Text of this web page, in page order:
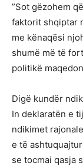
​”Sot gëzohem
faktorit shqiptar
me kënaqësi
shumë më të
politikë
​Digë kundër
​In deklaratën e
ndikimet
e të
se tocmai qasja